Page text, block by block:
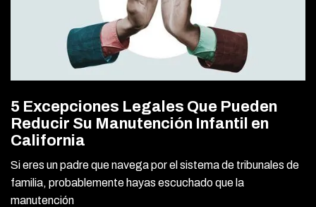
5 Excepciones Legales Que Pueden
Reducir Su Manutención Infantil en
California
Si eres un padre que navega por el sistema de tribunales de
familia, probablemente hayas escuchado que la
manutención